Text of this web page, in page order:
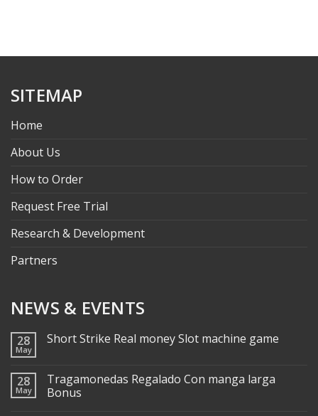
SITEMAP
Home
About Us
How to Order
Request Free Trial
Research & Development
Partners
NEWS & EVENTS
28
May
Short Strike Real money Slot machine game
28
May
Tragamonedas Regalado Con manga larga
Bonus